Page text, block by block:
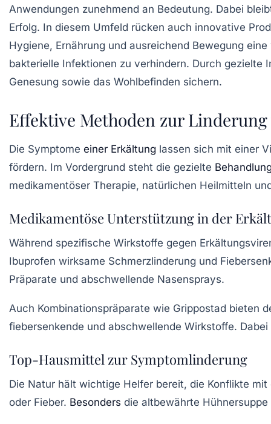
Anwendungen zunehmend an Bedeutung. Dabei
Erfolg. In diesem Umfeld rücken auch innovative
Hygiene, Ernährung und ausreichend Bewegung
bakterielle Infektionen zu verhindern. Durch gezielte
Genesung sowie das Wohlbefinden sichern.
Effektive Methoden zur
Die Symptome einer Erkältung lassen sich mit einer
fördern. Im Vordergrund steht die gezielte
medikamentöser Therapie, natürlichen Heilmitteln
Medikamentöse Unterstützung in der
Während spezifische Wirkstoffe gegen
Ibuprofen wirksame Schmerzlinderung und
Präparate und abschwellende Nasensprays.
Auch Kombinationspräparate wie Grippostad bieten
fiebersenkende und abschwellende Wirkstoffe.
Top-Hausmittel zur Symptomlinderung
Die Natur hält wichtige Helfer bereit, die Konflikte
oder Fieber. Besonders die altbewährte